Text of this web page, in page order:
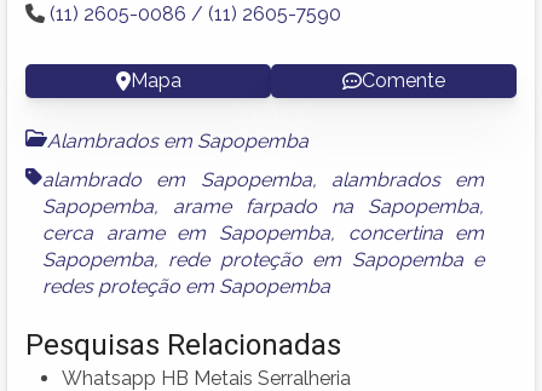
(11) 2605-0086 / (11) 2605-7590
Mapa Comente
Alambrados em Sapopemba
alambrado em Sapopemba, alambrados em
Sapopemba, arame farpado na Sapopemba,
cerca arame em Sapopemba, concertina em
Sapopemba, rede proteção em Sapopembae
redes proteção em Sapopemba
Pesquisas Relacionadas
Whatsapp HB Metais Serralheria